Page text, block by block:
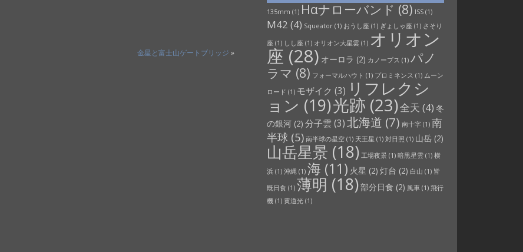
金星と富士山ゲートブリッジ »
135mm (1) Hαナローバンド (8) ISS(1)
M42 (4) Squeator(1) おうし座 (1) ぎょしゃ座 (1) さそり
座 (1) しし座 (1) オリオン大星雲(1) オリオン
座 (28) オーロラ (2) カノープス (1) パノ
ラマ (8) フォーマルハウト (1) プロミネンス (1) ムーン
ロード (1) モザイク (3) リフレクシ
ョン (19)光跡 (23)全天 (4) 冬
の銀河(2) 分子雲 (3)北海道 (7) 南十字(1) 南
半球 (5) 南半球の星空(1) 天王星 (1) 対日照 (1) 山岳(2)
山岳星景 (18) 工場夜景(1) 暗黒星雲(1) 横
浜(1) 沖縄(1) 海 (11) 火星 (2) 灯台 (2) 白山 (1) 皆
既日食 (1) 薄明 (18)部分日食 (2) 風車(1) 飛行
機(1) 黄道光(1)